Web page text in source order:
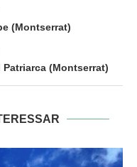
(Montserrat)
Patriarca (Montserrat)